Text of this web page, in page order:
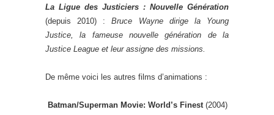
La Ligue des Justiciers : Nouvelle Génération
(depuis 2010) :Bruce Wayne dirige la Young
Justice, la fameuse nouvelle génération de la
Justice League et leur assigne des missions.
De même voici les autres films d’animations :
Batman/Superman Movie: World’s Finest(2004)